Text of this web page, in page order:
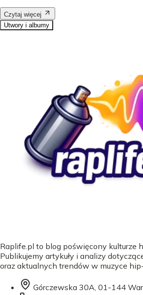
Czytaj więcej
Utwory i albumy
Raplife.pl to blog poświęcony kulturze
Publikujemy artykuły i analizy
oraz aktualnych trendów w muzyce
Górczewska 30A, 01-144